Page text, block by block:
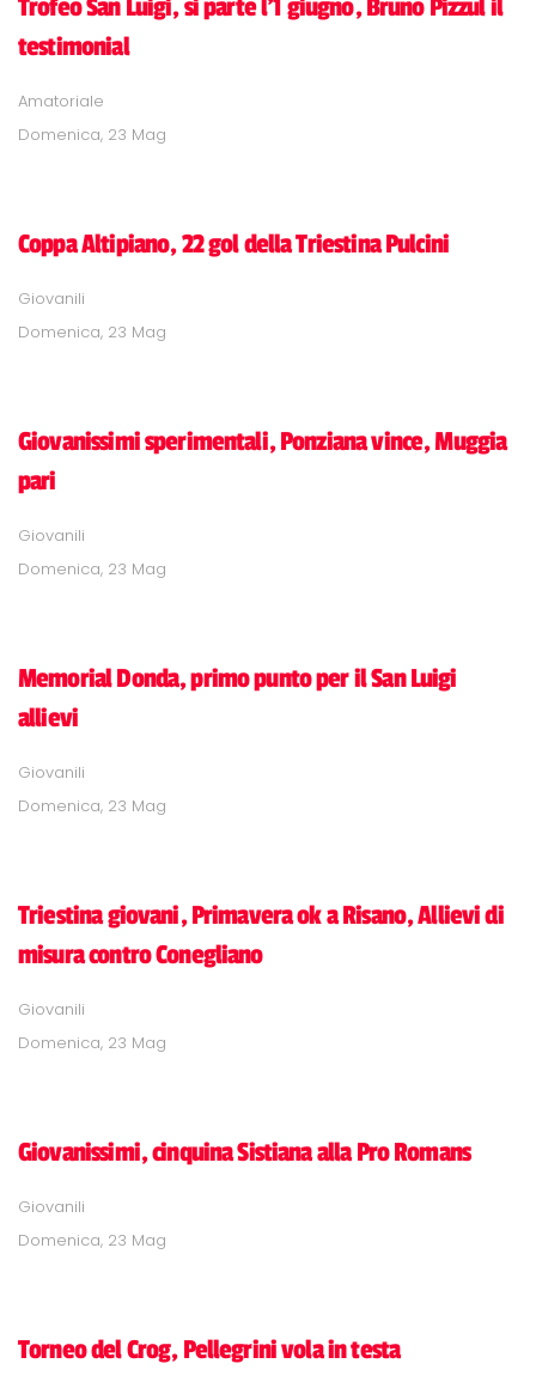
Trofeo San Luigi, si parte l'1 giugno, Bruno Pizzul il
testimonial
Amatoriale
Domenica, 23 Mag
Coppa Altipiano, 22 gol della Triestina Pulcini
Giovanili
Domenica, 23 Mag
Giovanissimi sperimentali, Ponziana vince, Muggia
pari
Giovanili
Domenica, 23 Mag
Memorial Donda, primo punto per il San Luigi
allievi
Giovanili
Domenica, 23 Mag
Triestina giovani, Primavera ok a Risano, Allievi di
misura contro Conegliano
Giovanili
Domenica, 23 Mag
Giovanissimi, cinquina Sistiana alla Pro Romans
Giovanili
Domenica, 23 Mag
Torneo del Crog, Pellegrini vola in testa